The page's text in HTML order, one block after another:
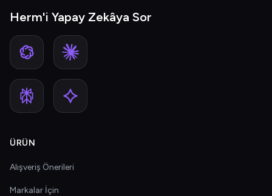
Herm'i Yapay Zekâya Sor
ÜRÜN
Alışveriş Önerileri
Markalar İçin